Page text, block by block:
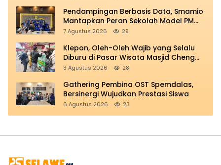
Pendampingan Berbasis Data, Smamio
Mantapkan Peran Sekolah Model PM
dan KKA
7 Agustus 2026 29
Klepon, Oleh-Oleh Wajib yang Selalu
Diburu di Pasar Wisata Masjid Cheng
Hoo
3 Agustus 2026 28
Gathering Pembina OST Spemdalas,
Bersinergi Wujudkan Prestasi Siswa
6 Agustus 2026 23